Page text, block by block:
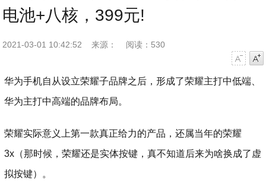
电池+八核，399元!
2021-03-01 10:42:52 来源：
阅读：530
华为手机自从设立荣耀子品牌之后，形成了荣耀主打中低端、
华为主打中高端的品牌布局。
荣耀实际意义上第一款真正给力的产品，还属当年的荣耀
3x（那时候，荣耀还是实体按键，真不知道后来为啥换成了虚
拟按键）。